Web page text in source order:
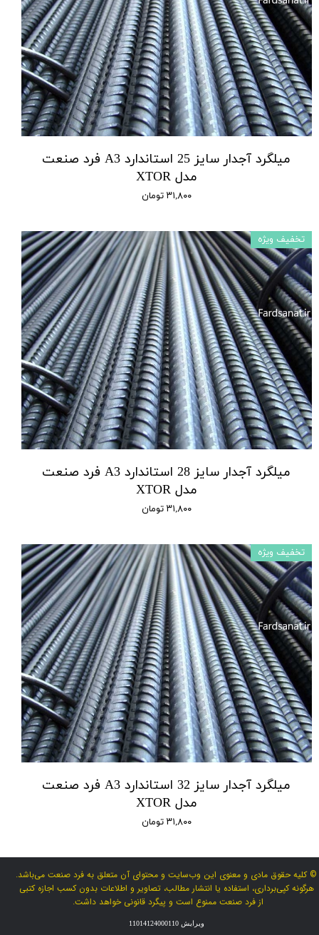
میلگرد آجدار سایز 25 استاندارد A3 فرد صنعت
مدل XTOR
۳۱,۸۰۰ تومان
میلگرد آجدار سایز 28 استاندارد A3 فرد صنعت
مدل XTOR
۳۱,۸۰۰ تومان
تخفیف ویژه
میلگرد آجدار سایز 32 استاندارد A3 فرد صنعت
مدل XTOR
۳۱,۸۰۰ تومان
تخفیف ویژه
© کلیه حقوق مادی و معنوی این وب‌سایت و محتوای آن متعلق به فرد صنعت می‌باشد.
هرگونه کپی‌برداری، استفاده یا انتشار مطالب، تصاویر و اطلاعات بدون کسب اجازه کتبی
از فرد صنعت ممنوع است و پیگرد قانونی خواهد داشت.
ویرایش 11014124000110